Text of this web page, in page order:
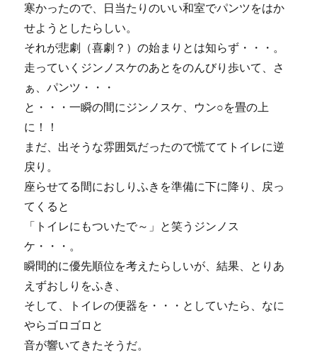
寒かったので、日当たりのいい和室でパンツをはか
せようとしたらしい。
それが悲劇（喜劇？）の始まりとは知らず・・・。
走っていくジンノスケのあとをのんびり歩いて、さ
ぁ、パンツ・・・
と・・・一瞬の間にジンノスケ、ウン○を畳の上
に！！
まだ、出そうな雰囲気だったので慌ててトイレに逆
戻り。
座らせてる間におしりふきを準備に下に降り、戻っ
てくると
「トイレにもついたで～」と笑うジンノス
ケ・・・。
瞬間的に優先順位を考えたらしいが、結果、とりあ
えずおしりをふき、
そして、トイレの便器を・・・としていたら、なに
やらゴロゴロと
音が響いてきたそうだ。